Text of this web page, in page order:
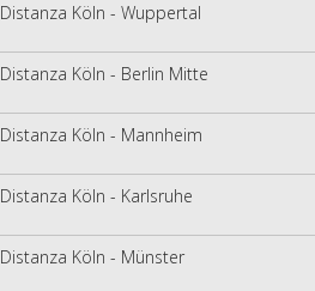
Distanza Köln - Wuppertal
Distanza Köln - Berlin Mitte
Distanza Köln - Mannheim
Distanza Köln - Karlsruhe
Distanza Köln - Münster